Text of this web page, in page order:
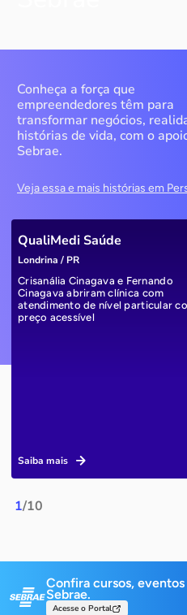
Conheça a força que
empreendedores têm para
transformar negócios,
histórias de vida, com o
Sebrae.
Veja essa e mais histórias em
1/10
QualiMedi Saúde
Londrina / PR
Crisanália Cinagava e Fernando
Cinagava abriram clínica com
atendimento de nível particular
preço acessível
Saiba mais
Confira cursos,
Sebrae.
Acesse o Portal